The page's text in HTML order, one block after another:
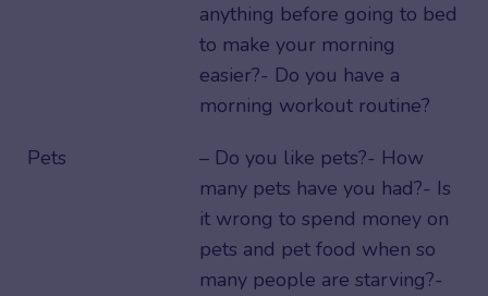
anything before going to bed
to make your morning
easier?- Do you have a
morning workout routine?
Pets
– Do you like pets?- How
many pets have you had?- Is
it wrong to spend money on
pets and pet food when so
many people are starving?-